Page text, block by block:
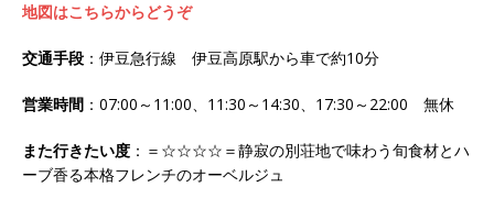
地図はこちらからどうぞ
交通手段 ：伊豆急行線 伊豆高原駅から車で約10分
営業時間 ：07:00～11:00、11:30～14:30、17:30～22:00 無休
また行きたい度 ：＝☆☆☆☆＝静寂の別荘地で味わう旬食材とハ
ーブ香る本格フレンチのオーベルジュ